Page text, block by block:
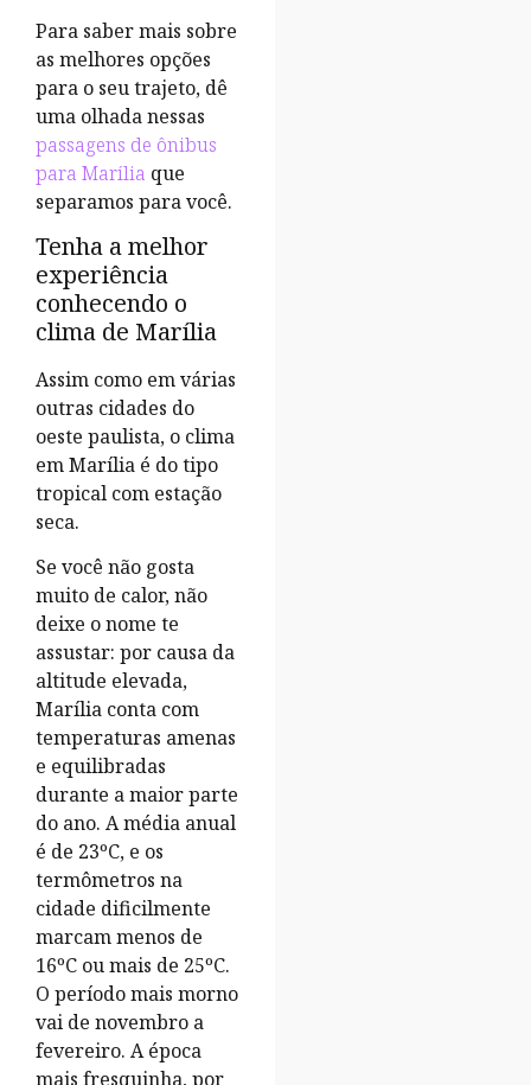
Para saber mais sobre
as melhores opções
para o seu trajeto, dê
uma olhada nessas
passagens de ônibus
para Marília que
separamos para você.
Tenha a melhor
experiência
conhecendo o
clima de Marília
Assim como em várias
outras cidades do
oeste paulista, o clima
em Marília é do tipo
tropical com estação
seca.
Se você não gosta
muito de calor, não
deixe o nome te
assustar: por causa da
altitude elevada,
Marília conta com
temperaturas amenas
e equilibradas
durante a maior parte
do ano. A média anual
é de 23ºC, e os
termômetros na
cidade dificilmente
marcam menos de
16ºC ou mais de 25ºC.
O período mais morno
vai de novembro a
fevereiro. A época
mais fresquinha, por